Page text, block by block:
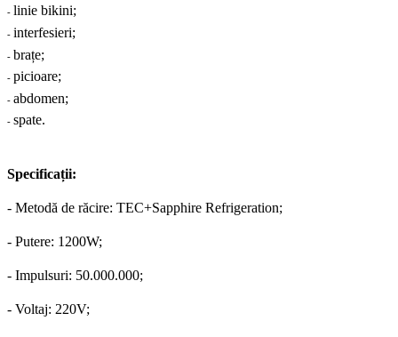
- linie bikini;
- interfesieri;
- brațe;
- picioare;
- abdomen;
- spate.
Specificații:
- Metodă de răcire: TEC+Sapphire Refrigeration;
- Putere: 1200W;
- Impulsuri: 50.000.000;
- Voltaj: 220V;